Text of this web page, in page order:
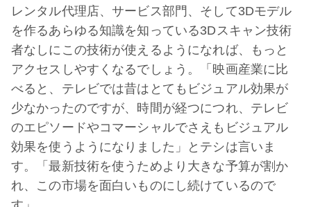
レンタル代理店、サービス部門、そして3Dモデル
を作るあらゆる知識を知っている3Dスキャン技術
者なしにこの技術が使えるようになれば、もっと
アクセスしやすくなるでしょう。「映画産業に比
べると、テレビでは昔はとてもビジュアル効果が
少なかったのですが、時間が経つにつれ、テレビ
のエピソードやコマーシャルでさえもビジュアル
効果を使うようになりました」とテシは言いま
す。「最新技術を使うためより大きな予算が割か
れ、この市場を面白いものにし続けているので